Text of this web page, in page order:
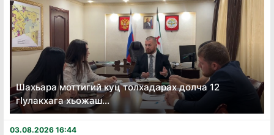
Шахьара моттигий куц толхадарах долча 12
гӏулакхага хьожаш...
03.08.2026 16:44